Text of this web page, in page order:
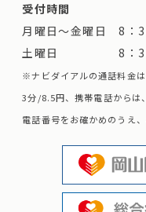
受付時間
月曜日～金曜日 8：
土曜日 8：30
※ナビダイアルの通話料金
3分/8.5円、携帯電話からは
電話番号をお確かめのうえ、